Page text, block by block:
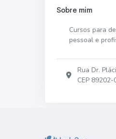
Sobre mim
Cursos para
pessoal e
Rua Dr.
CEP